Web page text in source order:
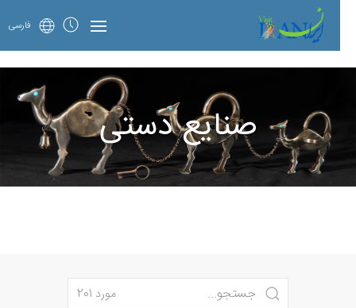
فارسی
صنایع دستی
مورد 201